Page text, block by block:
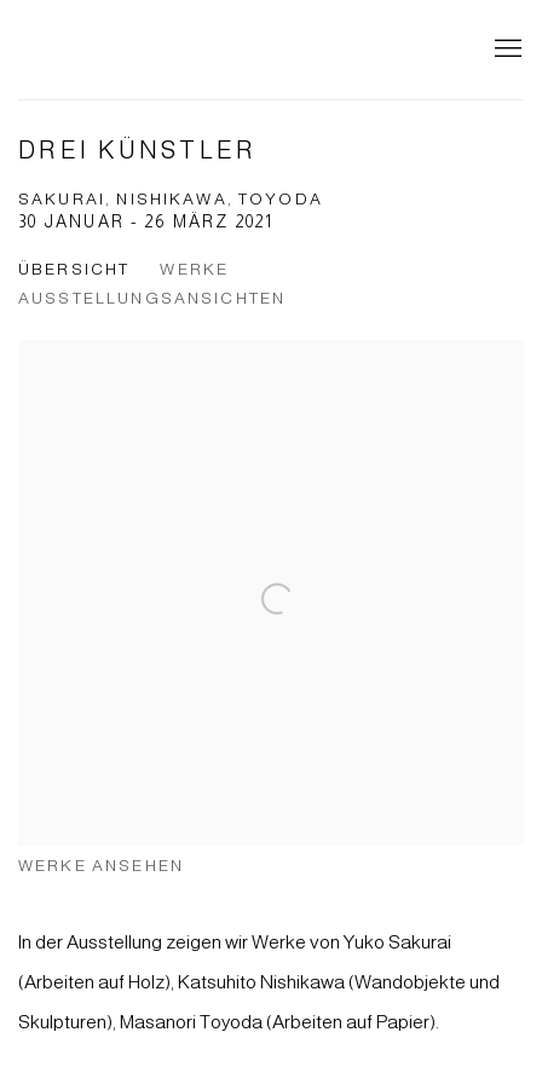
DREI KÜNSTLER
SAKURAI, NISHIKAWA, TOYODA
30 JANUAR - 26 MÄRZ 2021
ÜBERSICHT
WERKE
AUSSTELLUNGSANSICHTEN
WERKE ANSEHEN
In der Ausstellung zeigen wir Werke von Yuko Sakurai
(Arbeiten auf Holz), Katsuhito Nishikawa (Wandobjekte und
Skulpturen), Masanori Toyoda (Arbeiten auf Papier).